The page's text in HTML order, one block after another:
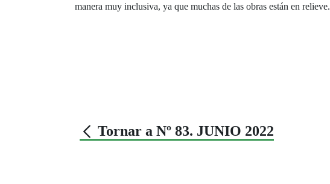
manera muy inclusiva, ya que muchas de las obras están en relieve.
Tornar a Nº 83. JUNIO 2022